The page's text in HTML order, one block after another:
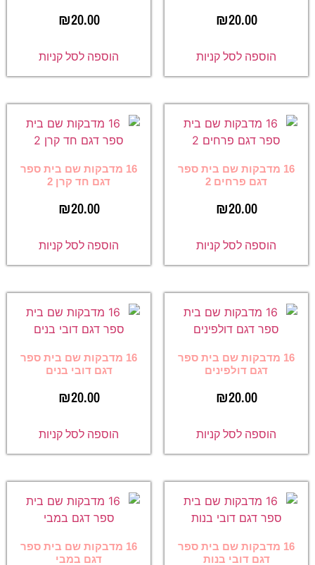
₪20.00
הוספה לסל קניות
₪20.00
הוספה לסל קניות
16 מדבקות שם בית ספר
דגם פרחים 2
₪20.00
הוספה לסל קניות
16 מדבקות שם בית ספר
דגם חד קרן 2
₪20.00
הוספה לסל קניות
16 מדבקות שם בית ספר
דגם דולפינים
₪20.00
הוספה לסל קניות
16 מדבקות שם בית ספר
דגם דובי בנים
₪20.00
הוספה לסל קניות
16 מדבקות שם בית ספר
דגם דובי בנות
16 מדבקות שם בית ספר
דגם במבי